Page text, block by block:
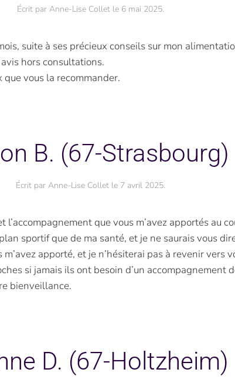
Écrit par Anne-Lise Colletle 6 mai 2025.
suite à ses précieux conseils sur mon
hors consultations.
vous la recommander.
B. (67-Strasbourg)
Écrit par Anne-Lise Colletle 7 avril 2025.
que vous m’avez apportés au
sportif que de ma santé, et je ne saurais vous
apporté, et je n’hésiterai pas à revenir vers
si jamais ils ont besoin d’un accompagnement
bienveillance.
D. (67-Holtzheim)